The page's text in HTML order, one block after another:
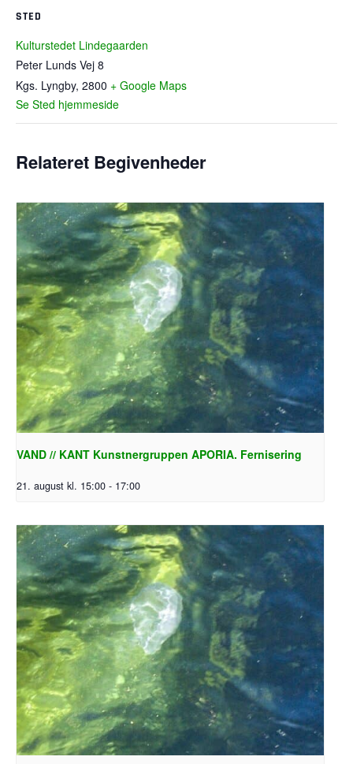
STED
Kulturstedet Lindegaarden
Peter Lunds Vej 8
Kgs. Lyngby, 2800 + Google Maps
Se Sted hjemmeside
Relateret Begivenheder
VAND // KANT Kunstnergruppen APORIA. Fernisering
21. august kl. 15:00 - 17:00